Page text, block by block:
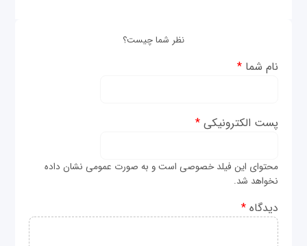
نظر شما چیست؟
نام شما*
پست الکترونیکی*
محتوای این فیلد خصوصی است و به صورت عمومی نشان داده
نخواهد شد.
دیدگاه*